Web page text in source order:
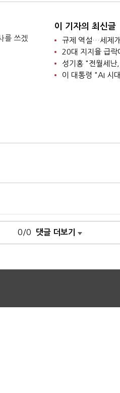
를 쓰겠
이 기자의 최신글
규제 역설…세제
20대 지지율 급
성기홍 "전월세
이 대통령 "AI 시
0/0 댓글 더보기